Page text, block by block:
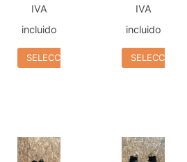
IVA
incluido
SELECCIONAR OPCIONES
IVA
incluido